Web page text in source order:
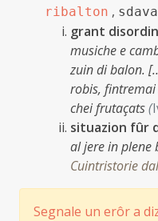
ribalton ,
grant
musiche e
zuin di balon.
robis,
chei frutaçats(
situazion fûr
al jere in plene
Cuintristorie
Segnale un erôr a